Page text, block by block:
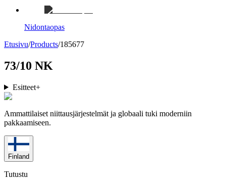
Nidontaopas
Etusivu/Products/185677
73/10 NK
Esitteet+
Ammattilaiset niittausjärjestelmät ja globaali tuki moderniin
pakkaamiseen.
Finland
Tutustu